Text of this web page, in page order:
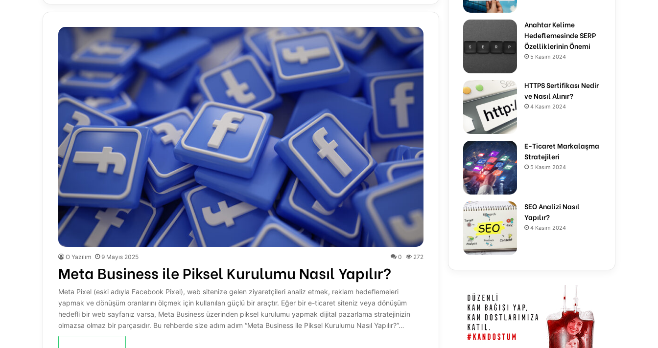
O Yazılım 9 Mayıs 2025 0 272
Meta Business ile Piksel Kurulumu Nasıl Yapılır?
Meta Pixel (eski adıyla Facebook Pixel), web sitenize gelen ziyaretçileri analiz etmek, reklam hedeflemeleri
yapmak ve dönüşüm oranlarını ölçmek için kullanılan güçlü bir araçtır. Eğer bir e-ticaret siteniz veya dönüşüm
hedefli bir web sayfanız varsa, Meta Business üzerinden piksel kurulumu yapmak dijital pazarlama stratejinizin
olmazsa olmaz bir parçasıdır. Bu rehberde size adım adım “Meta Business ile Piksel Kurulumu Nasıl Yapılır?”…
Anahtar Kelime
Hedeflemesinde SERP
Özelliklerinin Önemi
5 Kasım 2024
HTTPS Sertifikası Nedir
ve Nasıl Alınır?
4 Kasım 2024
E-Ticaret Markalaşma
Stratejileri
5 Kasım 2024
SEO Analizi Nasıl
Yapılır?
4 Kasım 2024